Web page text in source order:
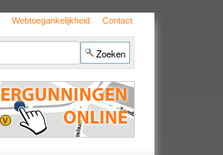
Webtoegankelijkheid Contact